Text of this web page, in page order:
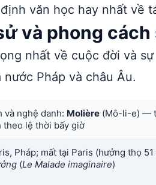
văn học hay nhất về
và phong cách
nhất về cuộc đời và
Pháp và châu Âu.
và nghệ danh: Molière (Mô-li-e) —
theo lệ thời bấy giờ
Pháp; mất tại Paris (hưởng thọ
(Le Malade imaginaire)